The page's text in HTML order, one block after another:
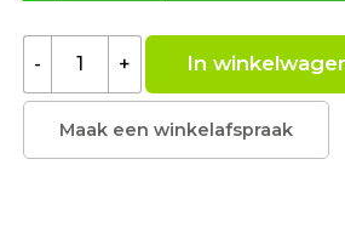
- + In
Maak een winkelafspraak